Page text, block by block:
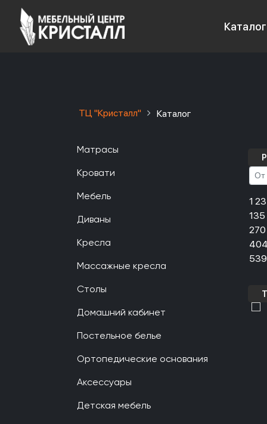
Каталог
ТЦ "Кристалл" Каталог
Матрасы
Кровати
Мебель
Диваны
Кресла
Массажные кресла
Столы
Домашний кабинет
Постельное белье
Ортопедические основания
Аксессуары
Детская мебель
1
270